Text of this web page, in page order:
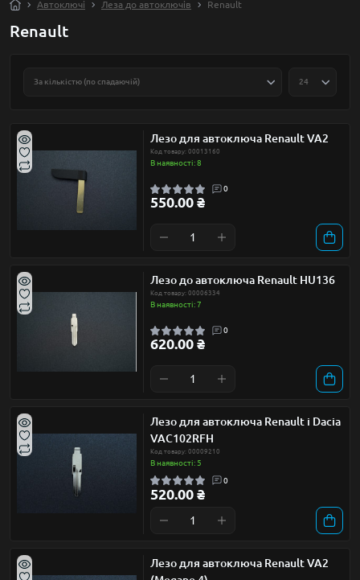
Автоключі Леза до автоключів Renault
Renault
Лезо для автоключа Renault VA2
Код товару: 00013160
В наявності: 8
0
550.00 ₴
Лезо до автоключа Renault HU136
Код товару: 00006334
В наявності: 7
0
620.00 ₴
Лезо для автоключа Renault і Dacia
VAC102RFH
Код товару: 00009210
В наявності: 5
0
520.00 ₴
Лезо для автоключа Renault VA2